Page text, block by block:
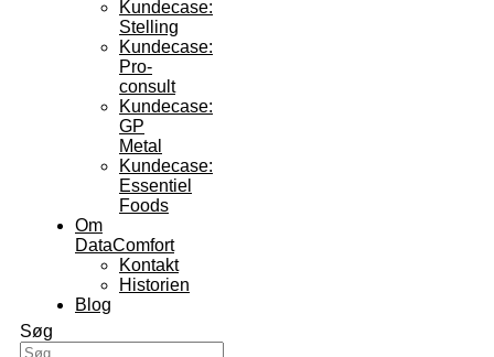
Kundecase:
Stelling
Kundecase:
Pro-
consult
Kundecase:
GP
Metal
Kundecase:
Essentiel
Foods
Om
DataComfort
Kontakt
Historien
Blog
Søg